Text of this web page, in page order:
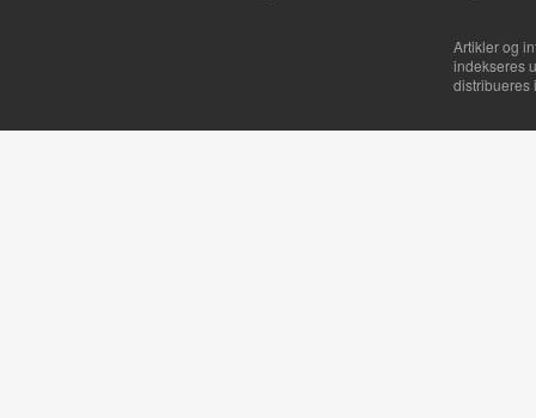
Artikler og
indekseres
distribueres